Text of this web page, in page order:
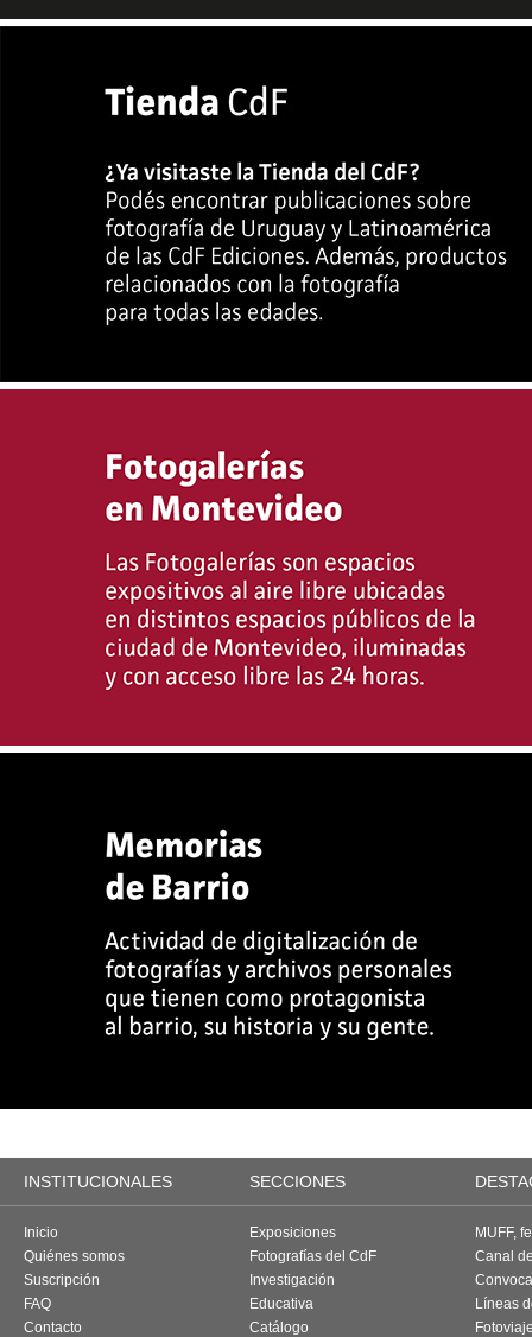
INSTITUCIONALES SECCIONES
Inicio
Quiénes somos
Suscripción
FAQ
Contacto
Exposiciones
Fotografías del CdF
Investigación
Educativa
Catálogo
MUFF,
Canal
Líneas